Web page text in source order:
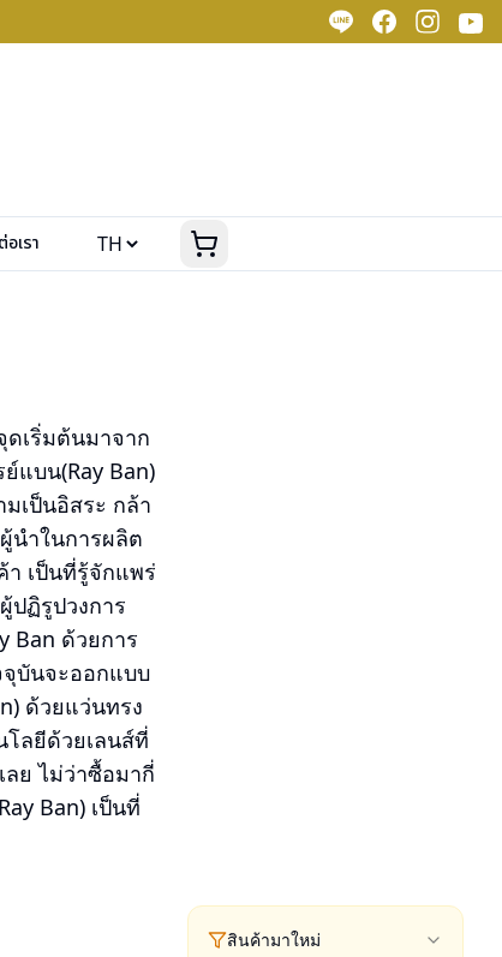
เรา
ดเริ่มต้นมาจาก
แบน(Ray Ban)
เป็นอิสระ กล้า
นำในการผลิต
เป็นที่รู้จักแพร่
ปฏิรูปวงการ
Ban ด้วยการ
บันจะออกแบบ
ด้วยแว่นทรง
ลยีด้วยเลนส์ที่
ย ไม่ว่าซื้อมากี่
Ban) เป็นที่
สินค้ามาใหม่